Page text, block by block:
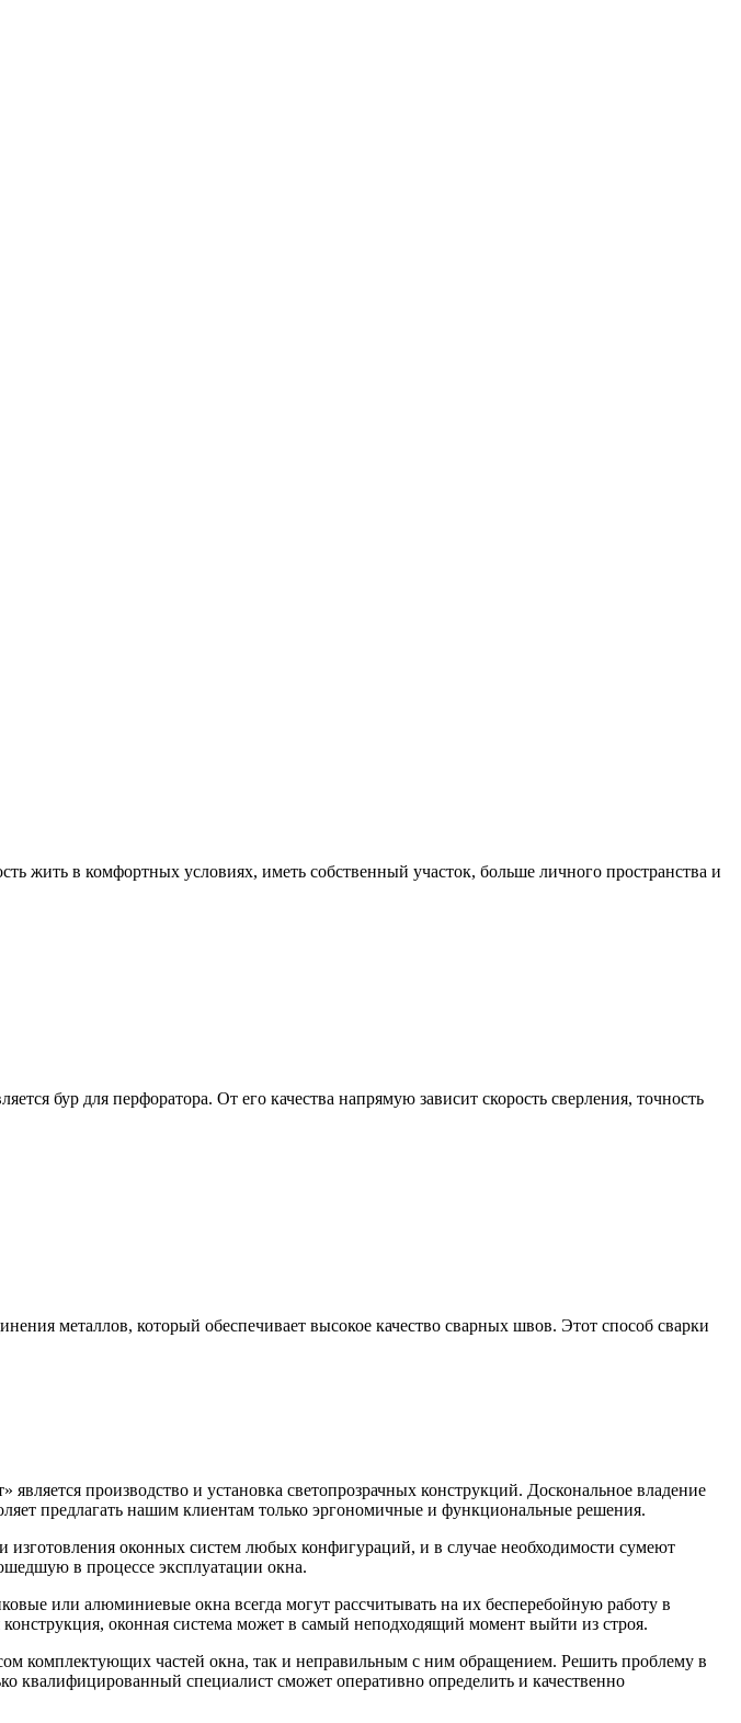
жить в комфортных условиях, иметь собственный участок, больше личного пространства и
бур для перфоратора. От его качества напрямую зависит скорость сверления, точность
металлов, который обеспечивает высокое качество сварных швов. Этот способ сварки
производство и установка светопрозрачных конструкций. Доскональное владение
предлагать нашим клиентам только эргономичные и функциональные решения.
оконных систем любых конфигураций, и в случае необходимости сумеют
в процессе эксплуатации окна.
или алюминиевые окна всегда могут рассчитывать на их бесперебойную работу в
оконная система может в самый неподходящий момент выйти из строя.
комплектующих частей окна, так и неправильным с ним обращением. Решить проблему в
квалифицированный специалист сможет оперативно определить и качественно